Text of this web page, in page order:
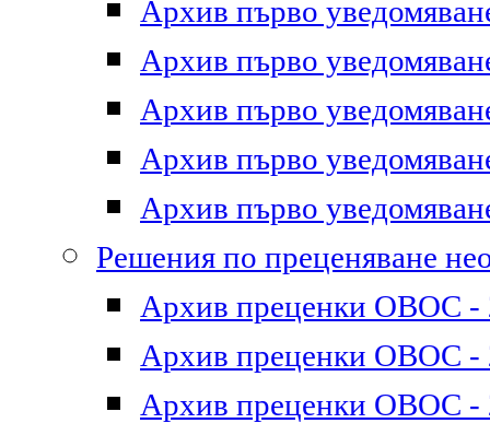
Архив първо
Архив първо
Архив първо
Архив първо
Архив първо
Решения по преценяване
Архив преценки ОВОС -
Архив преценки ОВОС -
Архив преценки ОВОС -